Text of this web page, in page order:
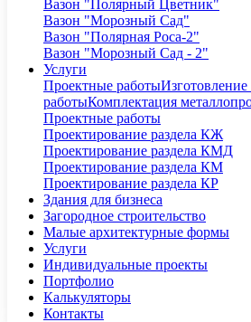
Вазон "Полярный Цветник"
Вазон "Морозный Сад"
Вазон "Полярная Роса-2"
Вазон "Морозный Сад - 2"
Услуги
Проектные работы
работыКомплектация
Проектные работы
Проектирование раздела КЖ
Проектирование раздела КМД
Проектирование раздела КМ
Проектирование раздела КР
Здания для бизнеса
Загородное строительство
Малые архитектурные формы
Услуги
Индивидуальные проекты
Портфолио
Калькуляторы
Контакты